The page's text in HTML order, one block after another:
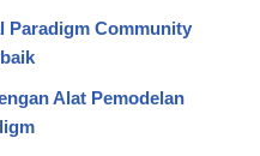
Paradigm Community
Alat Pemodelan